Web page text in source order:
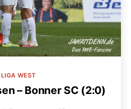
WEST
– Bonner SC (2:0)